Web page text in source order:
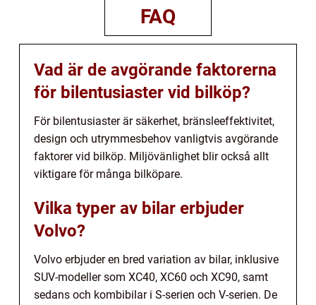
FAQ
Vad är de avgörande faktorerna
för bilentusiaster vid bilköp?
För bilentusiaster är säkerhet, bränsleeffektivitet,
design och utrymmesbehov vanligtvis avgörande
faktorer vid bilköp. Miljövänlighet blir också allt
viktigare för många bilköpare.
Vilka typer av bilar erbjuder
Volvo?
Volvo erbjuder en bred variation av bilar, inklusive
SUV-modeller som XC40, XC60 och XC90, samt
sedans och kombibilar i S-serien och V-serien. De